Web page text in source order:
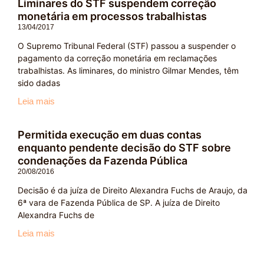
Liminares do STF suspendem correção
monetária em processos trabalhistas
13/04/2017
O Supremo Tribunal Federal (STF) passou a suspender o
pagamento da correção monetária em reclamações
trabalhistas. As liminares, do ministro Gilmar Mendes, têm
sido dadas
Leia mais
Permitida execução em duas contas
enquanto pendente decisão do STF sobre
condenações da Fazenda Pública
20/08/2016
Decisão é da juíza de Direito Alexandra Fuchs de Araujo, da
6ª vara de Fazenda Pública de SP. A juíza de Direito
Alexandra Fuchs de
Leia mais